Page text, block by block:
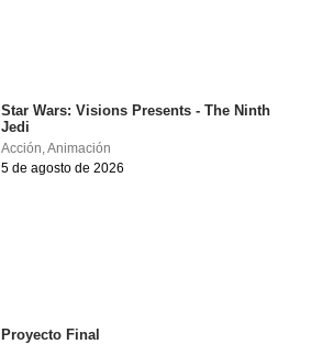
Star Wars: Visions Presents - The Ninth
Jedi
Acción,Animación
5 de agosto de 2026
Proyecto Final